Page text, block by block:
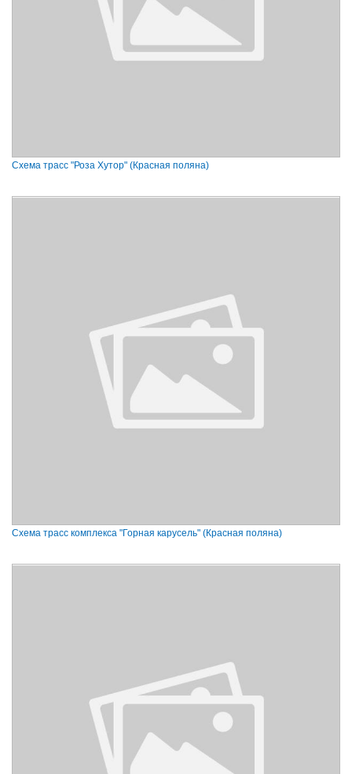
Схема трасс "Роза Хутор" (Красная поляна)
Схема трасс комплекса "Горная карусель" (Красная поляна)